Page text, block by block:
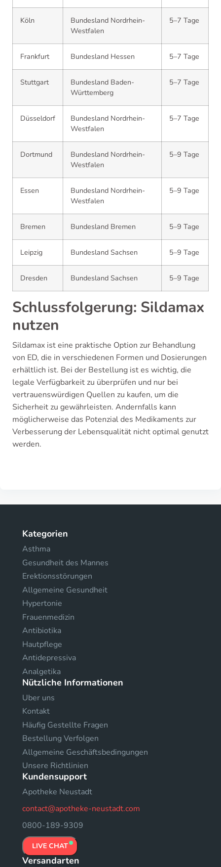
Köln
Bundesland Nordrhein-
Westfalen
5–7 Tage
Frankfurt Bundesland Hessen 5–7 Tage
Stuttgart
Bundesland Baden-
Württemberg
5–7 Tage
Düsseldorf
Bundesland Nordrhein-
Westfalen
5–7 Tage
Dortmund
Bundesland Nordrhein-
Westfalen
5–9 Tage
Essen
Bundesland Nordrhein-
Westfalen
5–9 Tage
Bremen Bundesland Bremen 5–9 Tage
Leipzig Bundesland Sachsen 5–9 Tage
Dresden Bundesland Sachsen 5–9 Tage
Schlussfolgerung: Sildamax
nutzen
Sildamax ist eine praktische Option zur Behandlung
von ED, die in verschiedenen Formen und Dosierungen
erhältlich ist. Bei der Bestellung ist es wichtig, die
legale Verfügbarkeit zu überprüfen und nur bei
vertrauenswürdigen Quellen zu kaufen, um die
Sicherheit zu gewährleisten. Andernfalls kann
möglicherweise das Potenzial des Medikaments zur
Verbesserung der Lebensqualität nicht optimal genutzt
werden.
Kategorien
Asthma
Gesundheit des Mannes
Erektionsstörungen
Allgemeine Gesundheit
Hypertonie
Frauenmedizin
Antibiotika
Hautpflege
Antidepressiva
Analgetika
Nützliche Informationen
Uber uns
Kontakt
Häufig Gestellte Fragen
Bestellung Verfolgen
Allgemeine Geschäftsbedingungen
Unsere Richtlinien
Kundensupport
Apotheke Neustadt
contact@apotheke-neustadt.com
0800-189-9309
LIVE CHAT
Versandarten